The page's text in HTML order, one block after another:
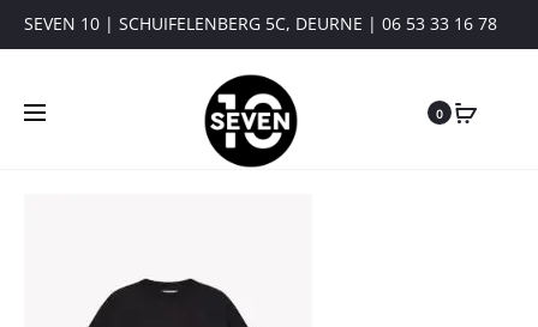
SEVEN 10 | SCHUIFELENBERG 5C, DEURNE | 06 53 33 16 78
0